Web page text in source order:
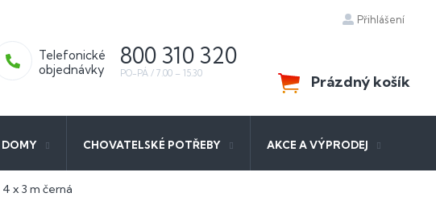
Přihlášení
800 310 320
NÁKUPNÍ
KOŠÍK
Prázdný košík
DOMY CHOVATELSKÉ POTŘEBY AKCE A VÝPRODEJ
x 3 m černá